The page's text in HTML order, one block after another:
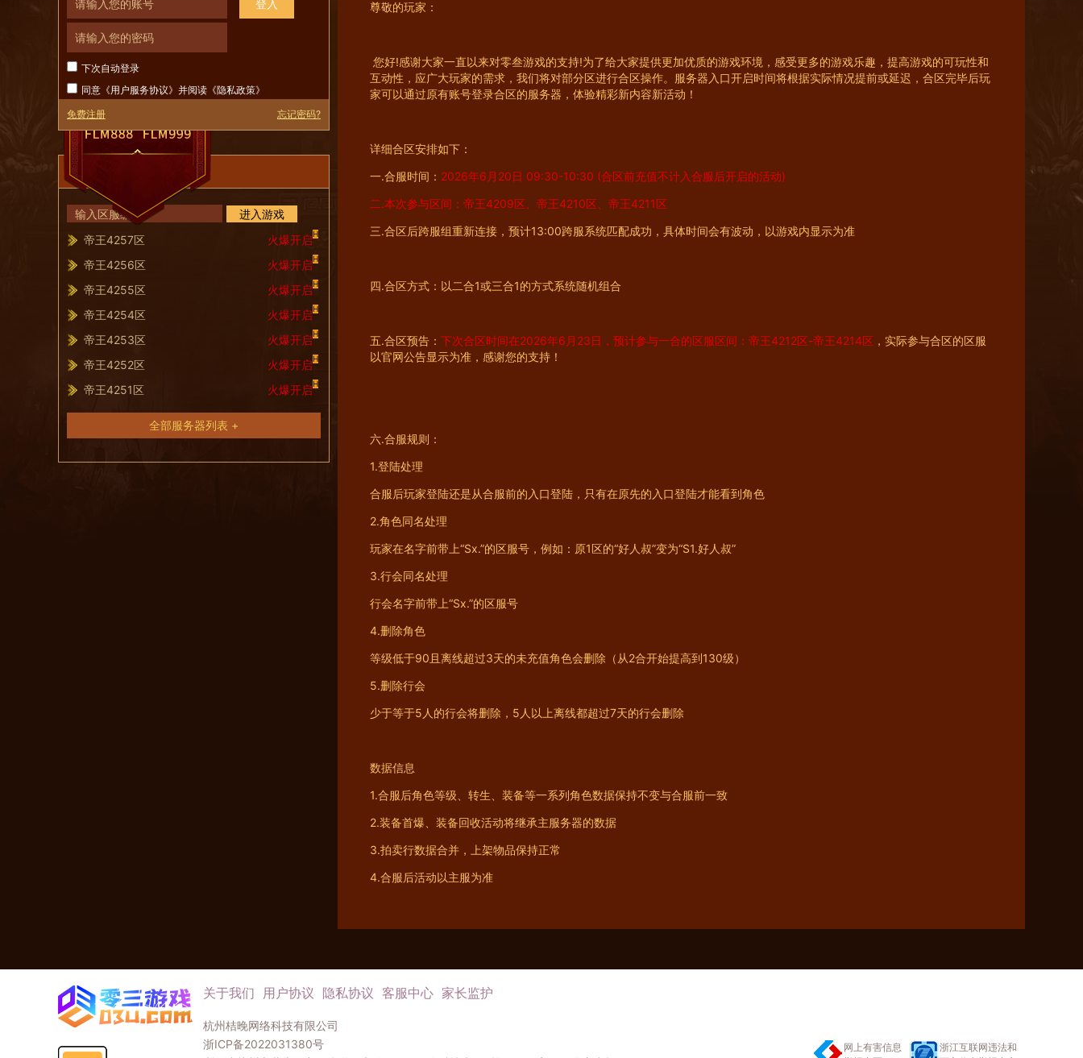
登入
下次自动登录
同意《用户服务协议》并阅读《隐私政策》
免费注册
忘记密码?
服务器列表
进入游戏
帝王4257区
火爆开启H
帝王4256区 火爆开启H
帝王4255区 火爆开启H
帝王4254区 火爆开启H
帝王4253区 火爆开启H
帝王4252区 火爆开启H
帝王4251区 火爆开启H
全部服务器列表 +
尊敬的玩家：
您好!感谢大家一直以来对零叁游戏的支持!为了给大家提供更加优质的游戏环境，感受更多的游戏乐趣，提高游戏的可玩性和
互动性，应广大玩家的需求，我们将对部分区进行合区操作。服务器入口开启时间将根据实际情况提前或延迟，合区完毕后玩
家可以通过原有账号登录合区的服务器，体验精彩新内容新活动！
详细合区安排如下：
一.合服时间： 2026年6月20日 09:30-10:30 (合区前充值不计入合服后开启的活动)
二.本次参与区间：帝王4209区、帝王4210区、帝王4211区
三.合区后跨服组重新连接，预计13:00跨服系统匹配成功，具体时间会有波动，以游戏内显示为准
四.合区方式：以二合1或三合1的方式系统随机组合
五.合区预告： 下次合区时间在2026年6月23日，预计参与一合的区服区间：帝王4212区-帝王4214区 ，实际参与合区的区服
以官网公告显示为准，感谢您的支持！
六.合服规则：
1.登陆处理
合服后玩家登陆还是从合服前的入口登陆，只有在原先的入口登陆才能看到角色
2.角色同名处理
玩家在名字前带上“Sx.”的区服号，例如：原1区的“好人叔”变为“S1.好人叔”
3.行会同名处理
行会名字前带上“Sx.”的区服号
4.删除角色
等级低于90且离线超过3天的未充值角色会删除（从2合开始提高到130级）
5.删除行会
少于等于5人的行会将删除，5人以上离线都超过7天的行会删除
数据信息
1.合服后角色等级、转生、装备等一系列角色数据保持不变与合服前一致
2.装备首爆、装备回收活动将继承主服务器的数据
3.拍卖行数据合并，上架物品保持正常
4.合服后活动以主服为准
关于我们 用户协议 隐私协议 客服中心 家长监护
杭州桔晚网络科技有限公司
浙ICP备2022031380号
网上有害信息
浙江互联网违法和